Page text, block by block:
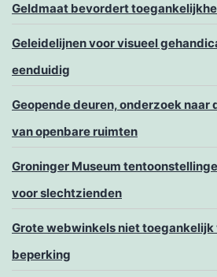
Geldmaat bevordert
Geleidelijnen voor visueel
eenduidig
Geopende deuren, onderzoek naar
van openbare ruimten
Groninger Museum
voor slechtzienden
Grote webwinkels niet toegankelijk
beperking